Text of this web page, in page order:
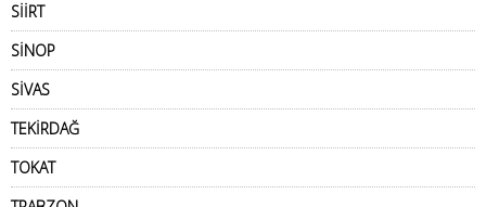
SİİRT
SİNOP
SİVAS
TEKİRDAĞ
TOKAT